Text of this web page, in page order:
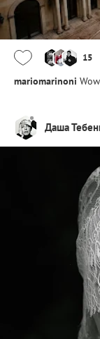
15
mariomarinoni
Даша